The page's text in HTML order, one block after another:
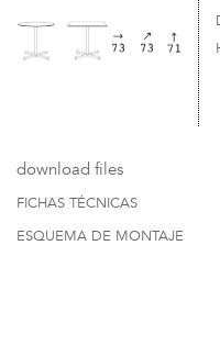
download files
FICHAS TÉCNICAS
ESQUEMA DE MONTAJE